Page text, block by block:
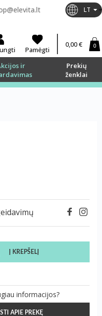
LT
Pamėgti
0,00 € 0
ir
Prekių
ženklai
Į KREPŠELĮ
informacijos?
APIE PREKĘ